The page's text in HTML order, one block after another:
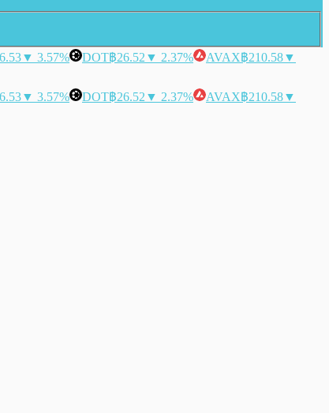
▼ 3.57% DOT฿26.52 ▼ 2.37% AVAX฿210.58▼
▼ 3.57% DOT฿26.52 ▼ 2.37% AVAX฿210.58▼